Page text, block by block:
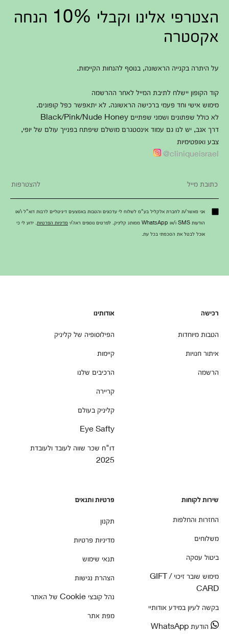
הצטרפי אלינו וקבלי 10% הנחה
אקסטרה
על היתרה בקנייה הראשונה, בנוסף להנחות הקיימות.
קוד הקופון יישלח לתיבת המייל לאחר ההרשמה
מימוש אישי וחד פעמי ברכישה הראשונה. לא יתאפשר כפל קופונים.
לא כולל שפתונים ושמני שפתיים Black/Pink/Nude Honey
דרך אגב, יש לנו גם עמוד אינסטגרם מושלם שיפתח בפנייך עולם של יופי,
צבע ואופטימיות
cliniqueisrael@
אני מאשר/ת לחברת אלקליל בע"מ לשלוח לי עדכונים והטבות באמצעים דיגיטליים לרבות דוא"ל ו/או
הודעות SMS ו/או WhatsApp ממותג קליניק. לפרטים נוספים ראה/י
מדיניות הפרטיות . ידוע לי כי
אוכל לבטל את הסכמתי בכל עת.
רכישה
הטבות מיוחדות
איתור חנויות
הרשמה
אודותינו
הפילוסופיה של קליניק
קיימות
הרכיבים שלנו
קריירה
קליניק בעולם
Eye Safty
דו"ח שכר שווה לעובד ולעובדת
2025
שירות לקוחות
החזרות והחלפות
משלוחים
ביטול עסקה
מימוש שובר זיכוי / GIFT
CARD
בקשה לעיון במידע אודותיי
הודעת WhatsApp
פרטיות ותנאים
תקנון
מדיניות פרטיות
תנאי שימוש
הצהרת נגישות
נהל קובצי Cookie של האתר
מפת אתר